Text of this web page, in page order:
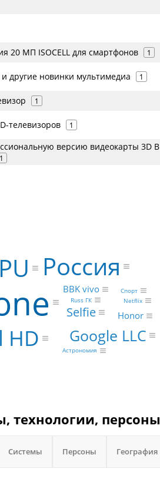
20 МП ISOCELL для смартфонов 1
другие новинки мультимедиа 1
1
телевизоров 1
версию видеокарты 3D
1
Россия
HD Google LLC
Selfie
BBK vivo
Honor
Russ ГК Netflix
Спорт
Астрономия
технологии,
Системы Персоны География